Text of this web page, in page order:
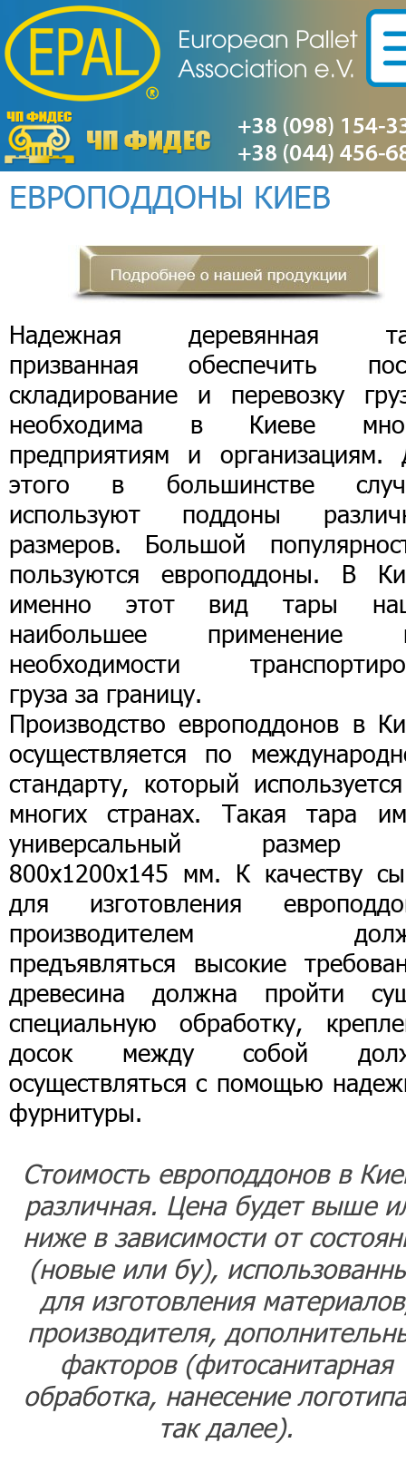
ЕВРОПОДДОНЫ КИЕВ
Надежная деревянная
призванная обеспечить
складирование и перевозку
необходима в Киеве
предприятиям и организациям.
этого в большинстве
используют поддоны
размеров. Большой
пользуются европоддоны. В
именно этот вид тары
наибольшее применение
необходимости
груза за границу.
Производство европоддонов в
осуществляется по
стандарту, который
многих странах. Такая тара
универсальный
800х1200х145 мм. К качеству
для изготовления
производителем
предъявляться высокие
древесина должна пройти
специальную обработку,
досок между собой
осуществляться с помощью
фурнитуры.
Стоимость европоддонов в
различная. Цена будет выше
ниже в зависимости от
(новые или бу),
для изготовления
производителя,
факторов (фитосанитарная
обработка, нанесение
так далее).